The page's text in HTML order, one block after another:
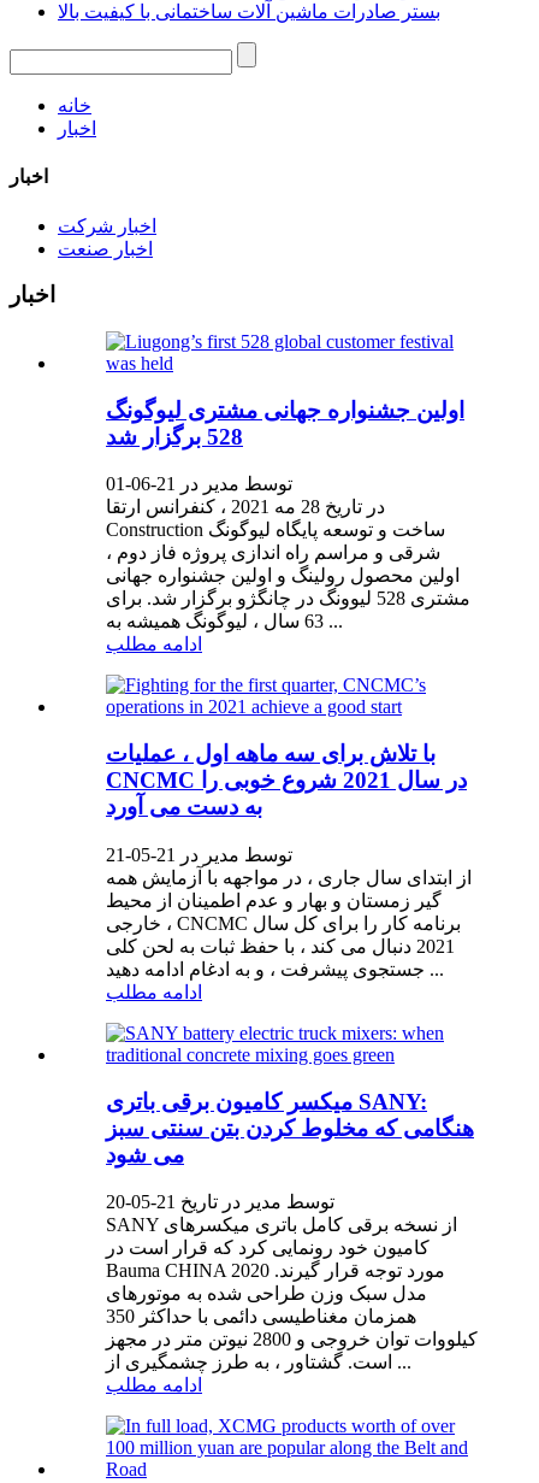
بستر صادرات ماشین آلات ساختمانی با کیفیت بالا
خانه
اخبار
اخبار
اخبار شرکت
اخبار صنعت
اخبار
اولین جشنواره جهانی مشتری لیوگونگ
528 برگزار شد
توسط مدیر در 21-06-01
در تاریخ 28 مه 2021 ، کنفرانس ارتقا
Construction ساخت و توسعه پایگاه لیوگونگ
شرقی و مراسم راه اندازی پروژه فاز دوم ،
اولین محصول رولینگ و اولین جشنواره جهانی
مشتری 528 لیوونگ در چانگژو برگزار شد. برای
63 سال ، لیوگونگ همیشه به ...
ادامه مطلب
با تلاش برای سه ماهه اول ، عملیات
CNCMC در سال 2021 شروع خوبی را
به دست می آورد
توسط مدیر در 21-05-21
از ابتدای سال جاری ، در مواجهه با آزمایش همه
گیر زمستان و بهار و عدم اطمینان از محیط
خارجی ، CNCMC برنامه کار را برای کل سال
2021 دنبال می کند ، با حفظ ثبات به لحن کلی
جستجوی پیشرفت ، و به ادغام ادامه دهید ...
ادامه مطلب
میکسر کامیون برقی باتری SANY:
هنگامی که مخلوط کردن بتن سنتی سبز
می شود
توسط مدیر در تاریخ 21-05-20
SANY از نسخه برقی کامل باتری میکسرهای
کامیون خود رونمایی کرد که قرار است در
Bauma CHINA 2020 مورد توجه قرار گیرند.
مدل سبک وزن طراحی شده به موتورهای
همزمان مغناطیسی دائمی با حداکثر 350
کیلووات توان خروجی و 2800 نیوتن متر در مجهز
است. گشتاور ، به طرز چشمگیری از ...
ادامه مطلب